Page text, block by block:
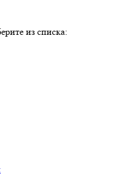
из списка: